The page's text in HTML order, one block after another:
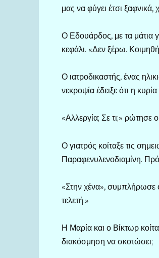
μας να φύγει έτσι
Ο Εδουάρδος, με τα μάτια
κεφάλι. «Δεν ξέρω.
Ο ιατροδικαστής, ένας
νεκροψία έδειξε ότι η
«Αλλεργία; Σε τι;» ρώτησε
Ο γιατρός κοίταξε τις
Παραφενυλενοδιαμίνη.
«Στην χένα», συμπλήρωσε
τελετή.»
Η Μαρία και ο Βίκτωρ
διακόσμηση να σκοτώσει;